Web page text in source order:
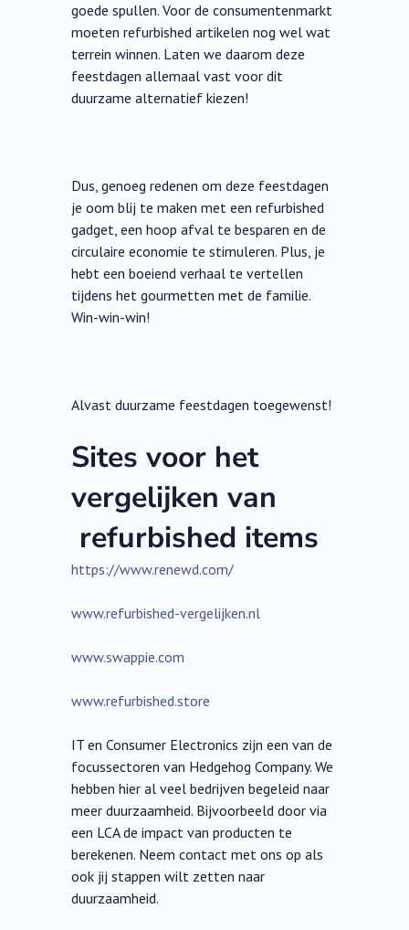
goede spullen. Voor de consumentenmarkt
moeten refurbished artikelen nog wel wat
terrein winnen. Laten we daarom deze
feestdagen allemaal vast voor dit
duurzame alternatief kiezen!
Dus, genoeg redenen om deze feestdagen
je oom blij te maken met een refurbished
gadget, een hoop afval te besparen en de
circulaire economie te stimuleren. Plus, je
hebt een boeiend verhaal te vertellen
tijdens het gourmetten met de familie.
Win-win-win!
Alvast duurzame feestdagen toegewenst!
Sites voor het
vergelijken van
refurbished items
https://www.renewd.com/
www.refurbished-vergelijken.nl
www.swappie.com
www.refurbished.store
IT en Consumer Electronics zijn een van de
focussectoren van Hedgehog Company. We
hebben hier al veel bedrijven begeleid naar
meer duurzaamheid. Bijvoorbeeld door via
een LCA de impact van producten te
berekenen. Neem contact met ons op als
ook jij stappen wilt zetten naar
duurzaamheid.